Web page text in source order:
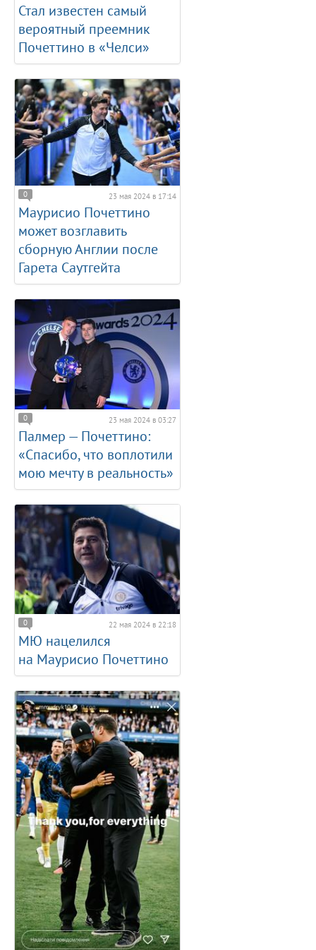
Стал известен самый
вероятный преемник
Почеттино в «Челси»
0 23 мая 2024 в 17:14
Маурисио Почеттино
может возглавить
сборную Англии после
Гарета Саутгейта
0 23 мая 2024 в 03:27
Палмер — Почеттино:
«Спасибо, что воплотили
мою мечту в реальность»
0 22 мая 2024 в 22:18
МЮ нацелился
на Маурисио Почеттино